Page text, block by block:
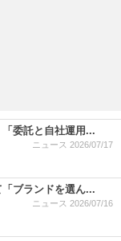
委託と自社運用...
ニュース 2026/07/17
ブランドを選ん...
ニュース 2026/07/16